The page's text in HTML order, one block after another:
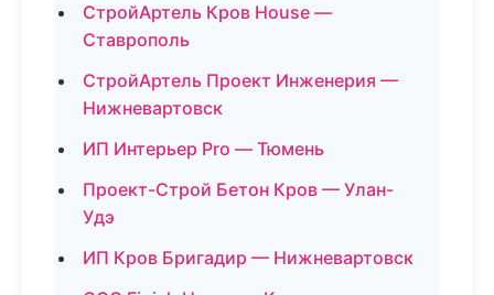
СтройАртель Кров House —
Ставрополь
СтройАртель Проект Инженерия —
Нижневартовск
ИП Интерьер Pro — Тюмень
Проект-Строй Бетон Кров — Улан-
Удэ
ИП Кров Бригадир — Нижневартовск